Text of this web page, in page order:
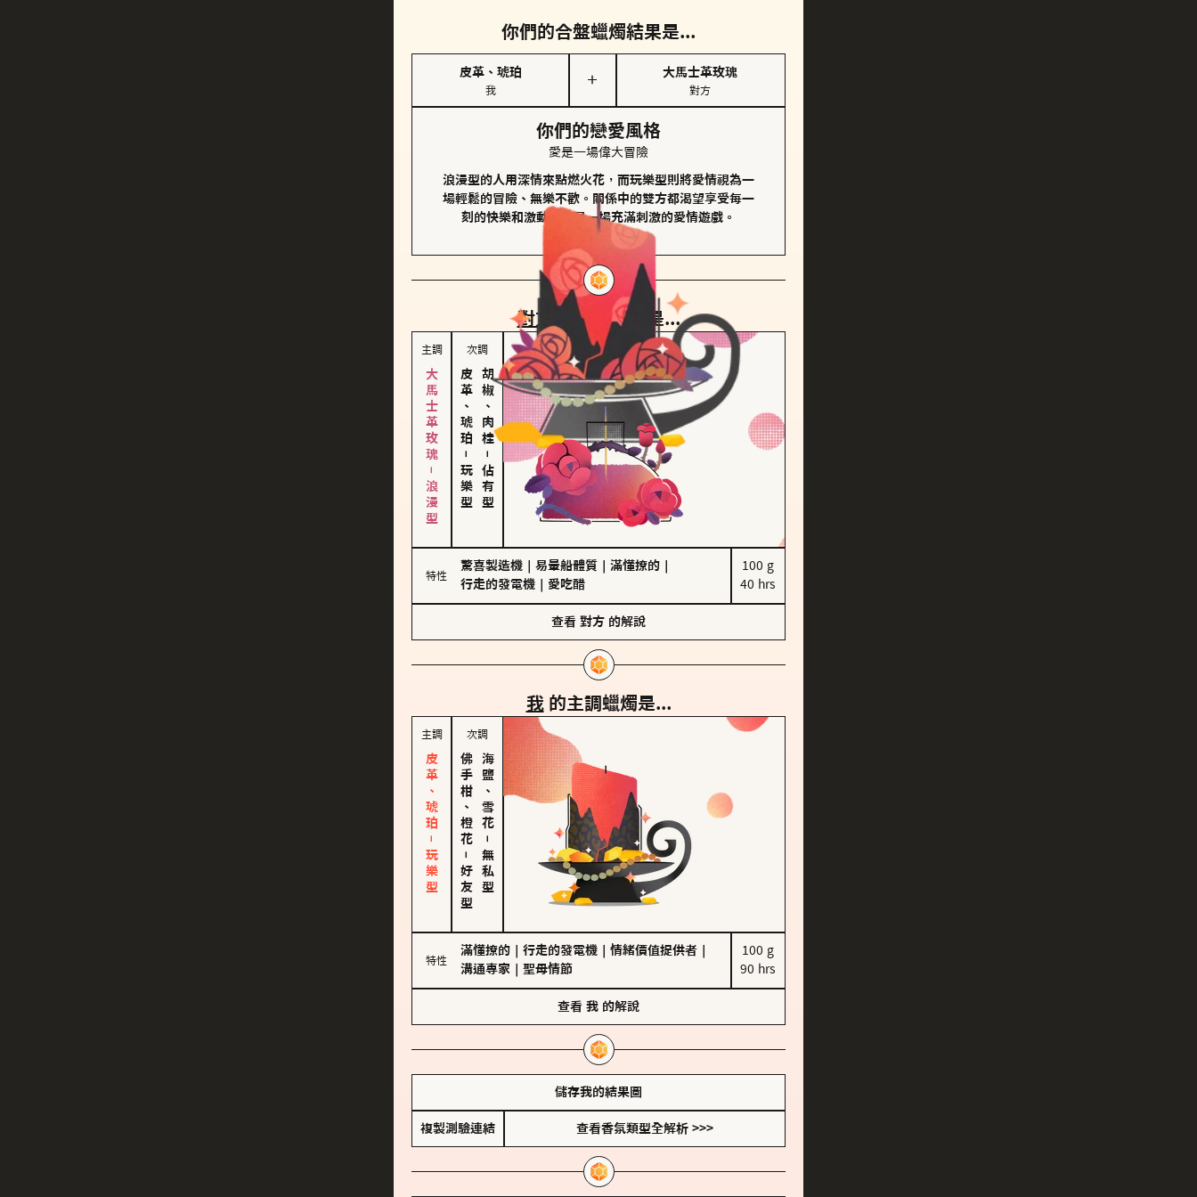
你們的合盤蠟燭結果是...
皮革、琥珀
我
＋
大馬士革玫瑰
對方
你們的戀愛風格
愛是一場偉大冒險
浪漫型的人用深情來點燃火花，而玩樂型則將愛情視為一
場輕鬆的冒險、無樂不歡。關係中的雙方都渴望享受每一
刻的快樂和激動，像是一場充滿刺激的愛情遊戲。
對方 的主調蠟燭是...
主調
大馬士革玫瑰－浪漫型
次調
皮革、琥珀
－
玩樂型
胡椒、肉桂
－
佔有型
特性
驚喜製造機 易暈船體質 滿懂撩的
行走的發電機
愛吃醋
100 g
40 hrs
查看 對方 的解說
我 的主調蠟燭是...
主調
皮革、琥珀－玩樂型
次調
佛手柑、橙花
－
好友型
海鹽、雪花
－
無私型
特性
滿懂撩的 行走的發電機 情緒價值提供者
溝通專家
聖母情節
100 g
90 hrs
查看 我 的解說
儲存我的結果圖
複製測驗連結 查看香氛類型全解析 >>>